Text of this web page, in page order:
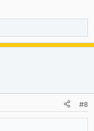
#8